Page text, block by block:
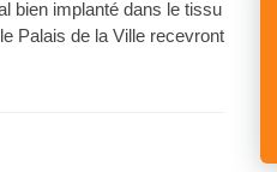
bien implanté dans le tissu
Palais de la Ville recevront